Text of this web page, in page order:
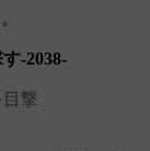
‐2038‐
撃